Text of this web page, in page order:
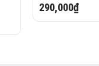
290,000₫